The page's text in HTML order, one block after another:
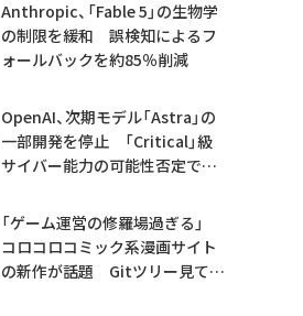
Anthropic、「Fable 5」の生物学
の制限を緩和 誤検知によるフ
ォールバックを約85％削減
OpenAI、次期モデル「Astra」の
一部開発を停止 「Critical」級
サイバー能力の可能性否定でき
「ゲーム運営の修羅場過ぎる」
コロコロコミック系漫画サイト
の新作が話題 Gitツリー見てガ